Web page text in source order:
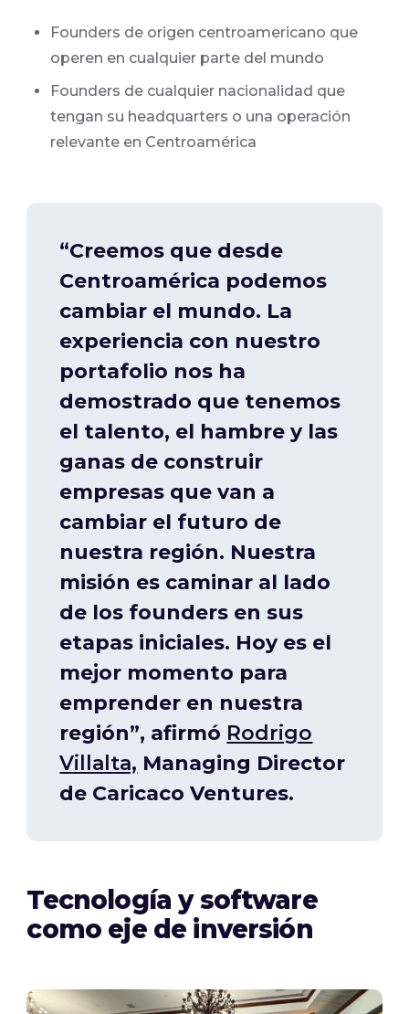
Founders de origen centroamericano que
operen en cualquier parte del mundo
Founders de cualquier nacionalidad que
tengan su headquarters o una operación
relevante en Centroamérica
“Creemos que desde
Centroamérica podemos
cambiar el mundo. La
experiencia con nuestro
portafolio nos ha
demostrado que tenemos
el talento, el hambre y las
ganas de construir
empresas que van a
cambiar el futuro de
nuestra región. Nuestra
misión es caminar al lado
de los founders en sus
etapas iniciales. Hoy es el
mejor momento para
emprender en nuestra
región”, afirmó Rodrigo
Villalta, Managing Director
de Caricaco Ventures.
Tecnología y software
como eje de inversión